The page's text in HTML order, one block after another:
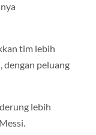
tim lebih
dengan peluang
lebih